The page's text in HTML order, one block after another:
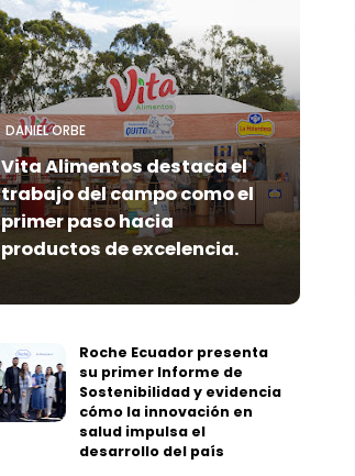
DANIEL ORBE
Vita Alimentos destaca el
trabajo del campo como el
primer paso hacia
productos de excelencia.
Roche Ecuador presenta
su primer Informe de
Sostenibilidad y evidencia
cómo la innovación en
salud impulsa el
desarrollo del país